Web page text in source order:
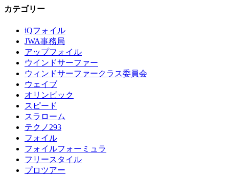
カテゴリー
iQフォイル
JWA事務局
アップフォイル
ウインドサーファー
ウィンドサーファークラス委員会
ウェイブ
オリンピック
スピード
スラローム
テクノ293
フォイル
フォイルフォーミュラ
フリースタイル
プロツアー